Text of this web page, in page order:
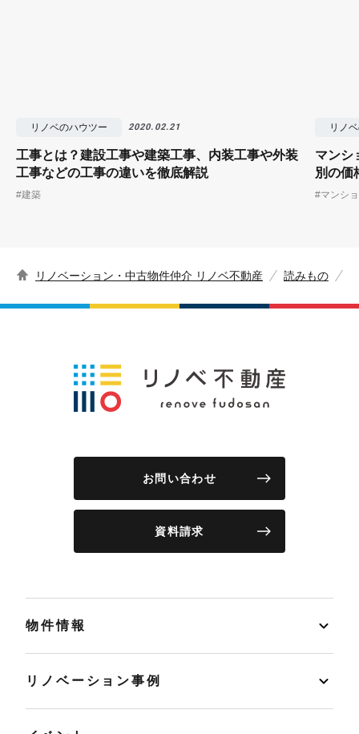
リノベのハウツー 2020.02.21
工事とは？建設工事や建築工事、内装工事や外装
工事などの工事の違いを徹底解説
#建築
リノ
マンシ
別の価
#マンシ
リノベーション・中古物件仲介 リノベ不動産 読みもの
お問い合わせ
資料請求
物件情報
リノベーション事例